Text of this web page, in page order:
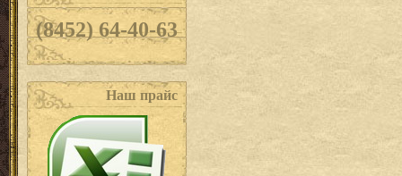
(8452) 64-40-63
Наш прайс